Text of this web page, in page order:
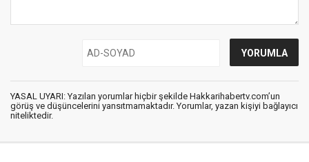
YASAL UYARI: Yazılan yorumlar hiçbir şekilde Hakkarihabertv.com’un
görüş ve düşüncelerini yansıtmamaktadır. Yorumlar, yazan kişiyi bağlayıcı
niteliktedir.